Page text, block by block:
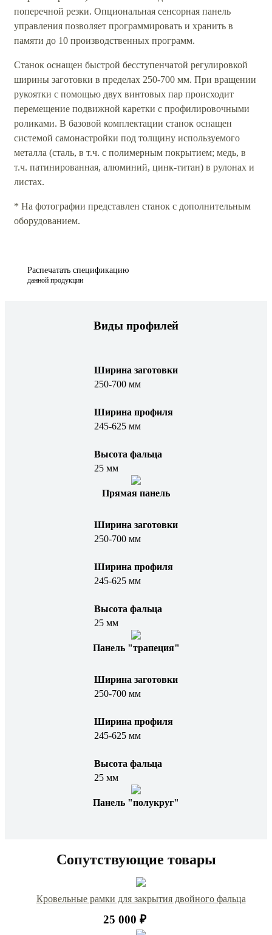
поперечной резки. Опциональная сенсорная панель
управления позволяет программировать и хранить в
памяти до 10 производственных программ.
Станок оснащен быстрой бесступенчатой регулировкой
ширины заготовки в пределах 250-700 мм. При вращении
рукоятки с помощью двух винтовых пар происходит
перемещение подвижной каретки с профилировочными
роликами. В базовой комплектации станок оснащен
системой самонастройки под толщину используемого
металла (сталь, в т.ч. с полимерным покрытием; медь, в
т.ч. патинированная, алюминий, цинк-титан) в рулонах и
листах.
* На фотографии представлен станок с дополнительным
оборудованием.
Распечатать спецификацию
данной продукции
Виды профилей
Ширина заготовки
250-700 мм
Ширина профиля
245-625 мм
Высота фальца
25 мм
Прямая панель
Ширина заготовки
250-700 мм
Ширина профиля
245-625 мм
Высота фальца
25 мм
Панель "трапеция"
Ширина заготовки
250-700 мм
Ширина профиля
245-625 мм
Высота фальца
25 мм
Панель "полукруг"
Сопутствующие товары
Кровельные рамки для закрытия двойного фальца
25 000 ₽